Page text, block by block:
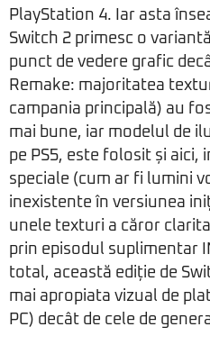
PlayStation 4. Iar asta
Switch 2 primesc o
punct de vedere grafic
Remake: majoritatea
campania principală) au
mai bune, iar modelul de
pe PS5, este folosit și aici,
speciale (cum ar fi lumini
inexistente în versiunea
unele texturi a căror
prin episodul suplimentar
total, această ediție de
mai apropiata vizual de
PC) decât de cele de